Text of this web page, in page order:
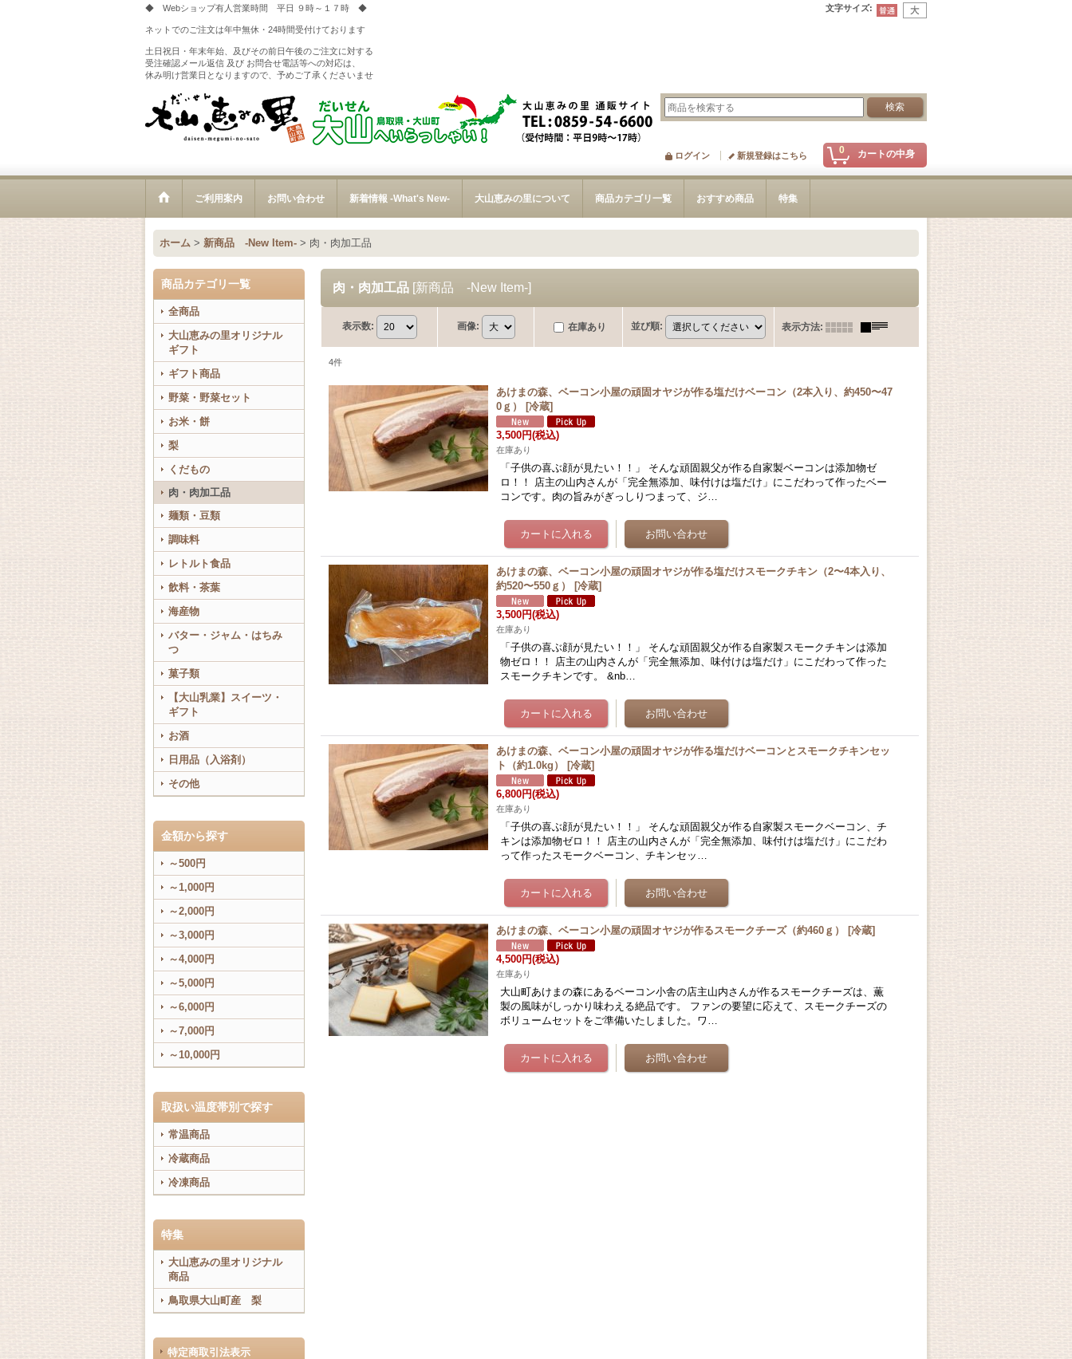
◆ Webショップ有人営業時間 平日 ９時～１７時 ◆
ネットでのご注文は年中無休・24時間受付けております
土日祝日・年末年始、及びその前日午後のご注文に対する
受注確認メール返信 及び お問合せ電話等への対応は、
休み明け営業日となりますので、予めご了承くださいませ
文字サイズ:
0 カートの中身
ログイン 新規登録はこちら
ご利用案内 お問い合わせ 新着情報 -What's New- 大山恵みの里について 商品カテゴリ一覧 おすすめ商品 特集
ホーム > 新商品 -New Item- > 肉・肉加工品
商品カテゴリ一覧
全商品
大山恵みの里オリジナル
ギフト
ギフト商品
野菜・野菜セット
お米・餅
梨
くだもの
肉・肉加工品
麺類・豆類
調味料
レトルト食品
飲料・茶葉
海産物
バター・ジャム・はちみ
つ
菓子類
【大山乳業】スイーツ・
ギフト
お酒
日用品（入浴剤）
その他
金額から探す
～500円
～1,000円
～2,000円
～3,000円
～4,000円
～5,000円
～6,000円
～7,000円
～10,000円
取扱い温度帯別で探す
常温商品
冷蔵商品
冷凍商品
特集
大山恵みの里オリジナル
商品
鳥取県大山町産 梨
特定商取引法表示
肉・肉加工品 [新商品 -New Item-]
表示数: 画像: 在庫あり 並び順: 表示方法:
4件
あけまの森、ベーコン小屋の頑固オヤジが作る塩だけベーコン（2本入り、約450〜47
0ｇ）
[冷蔵]
3,500円(税込)
在庫あり
「子供の喜ぶ顔が見たい！！」 そんな頑固親父が作る自家製ベーコンは添加物ゼ
ロ！！ 店主の山内さんが「完全無添加、味付けは塩だけ」にこだわって作ったベー
コンです。肉の旨みがぎっしりつまって、ジ…
あけまの森、ベーコン小屋の頑固オヤジが作る塩だけスモークチキン（2〜4本入り、
約520〜550ｇ）
[冷蔵]
3,500円(税込)
在庫あり
「子供の喜ぶ顔が見たい！！」 そんな頑固親父が作る自家製スモークチキンは添加
物ゼロ！！ 店主の山内さんが「完全無添加、味付けは塩だけ」にこだわって作った
スモークチキンです。 &nb…
あけまの森、ベーコン小屋の頑固オヤジが作る塩だけベーコンとスモークチキンセッ
ト（約1.0kg）
[冷蔵]
6,800円(税込)
在庫あり
「子供の喜ぶ顔が見たい！！」 そんな頑固親父が作る自家製スモークベーコン、チ
キンは添加物ゼロ！！ 店主の山内さんが「完全無添加、味付けは塩だけ」にこだわ
って作ったスモークベーコン、チキンセッ…
あけまの森、ベーコン小屋の頑固オヤジが作るスモークチーズ（約460ｇ） [冷蔵]
4,500円(税込)
在庫あり
大山町あけまの森にあるベーコン小舎の店主山内さんが作るスモークチーズは、薫
製の風味がしっかり味わえる絶品です。 ファンの要望に応えて、スモークチーズの
ボリュームセットをご準備いたしました。ワ…